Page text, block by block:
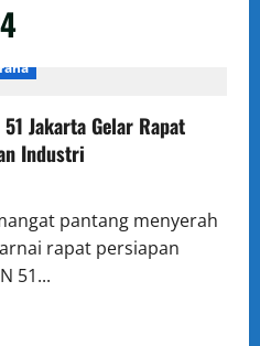
Jakarta Gelar Rapat
Industri
pantang menyerah
rapat persiapan
51...